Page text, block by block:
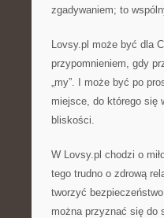
zgadywaniem; to
Lovsy.pl może być dla
przypomnieniem, gdy
„my”. I może być po
miejsce, do którego się
bliskości.
W Lovsy.pl chodzi o
tego trudno o zdrową
tworzyć
można przyznać się do